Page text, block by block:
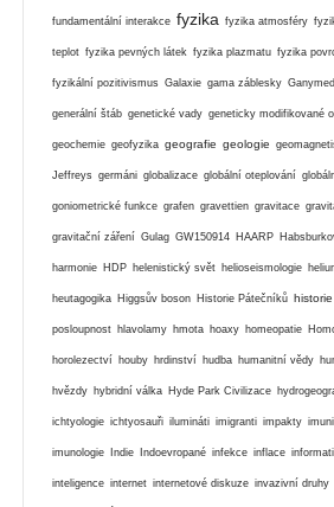
fundamentální interakce fyzika fyzika atmosféry
teplot fyzika pevných látek fyzika plazmatu fyzika
fyzikální pozitivismus Galaxie gama záblesky
generální štáb genetické vady geneticky modifikované
geochemie geofyzika geografie geologie
Jeffreys germáni globalizace globální oteplování
goniometrické funkce grafen gravettien gravitace
gravitační záření Gulag GW150914 HAARP
harmonie HDP helenistický svět helioseismologie
heutagogika Higgsův boson Historie Pátečníků
posloupnost hlavolamy hmota hoaxy homeopatie
horolezectví houby hrdinství hudba humanitní vědy
hvězdy hybridní válka Hyde Park Civilizace
ichtyologie ichtyosauři ilumináti imigranti impakty
imunologie Indie Indoevropané infekce inflace
inteligence internet internetové diskuze invazivní druhy